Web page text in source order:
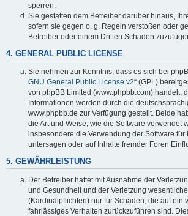
sperren.
Sie gestatten dem Betreiber darüber hinaus,
sofern sie gegen o. g. Regeln verstoßen oder
Betreiber oder einem Dritten Schaden
4. GENERAL PUBLIC LICENSE
Sie nehmen zur Kenntnis, dass es sich bei
GNU General Public License v2“ (GPL)
von phpBB Limited (www.phpbb.com) handelt;
Informationen werden durch die
www.phpbb.de zur Verfügung gestellt. Beide
die Art und Weise, wie die Software verwendet
insbesondere die Verwendung der Software für
untersagen oder auf Inhalte fremder Foren
5. GEWÄHRLEISTUNG
Der Betreiber haftet mit Ausnahme der
und Gesundheit und der Verletzung
(Kardinalpflichten) nur für Schäden, die auf ein
fahrlässiges Verhalten zurückzuführen sind.